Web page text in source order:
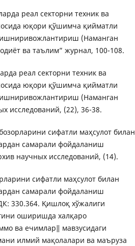
реал секторни техник ва
юқори қўшимча қийматли
(Наманган
ва таълим” журнал, 100-108.
реал секторни техник ва
юқори қўшимча қийматли
(Наманган
исследований, (22), 36-38.
сифатли маҳсулот билан
самарали фойдаланиш
научных исследований, (14).
сифатли маҳсулот билан
самарали фойдаланиш
330.364. Қишлоқ хўжалиги
оширишда халқаро
ва ечимлар‖ мавзусидаги
илмий мақолалари ва маъруза